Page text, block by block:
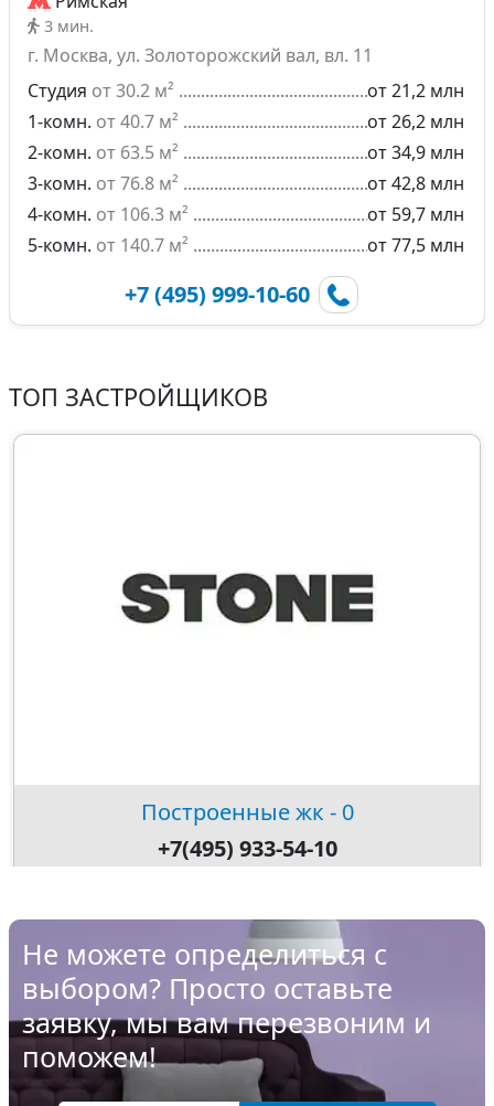
3 мин.
г. Москва, ул. Золоторожский вал, вл. 11
Студия от 30.2 м²
от 21,2 млн
1-комн. от 40.7 м²
от 26,2 млн
2-комн. от 63.5 м²
от 34,9 млн
3-комн. от 76.8 м²
от 42,8 млн
4-комн. от 106.3 м²
от 59,7 млн
5-комн. от 140.7 м² от 77,5 млн
+7 (495) 999-10-60
ТОП ЗАСТРОЙЩИКОВ
Построенные жк - 0
+7(495) 933-54-10
Не можете определиться с
выбором? Просто оставьте
заявку, мы вам перезвоним и
поможем!